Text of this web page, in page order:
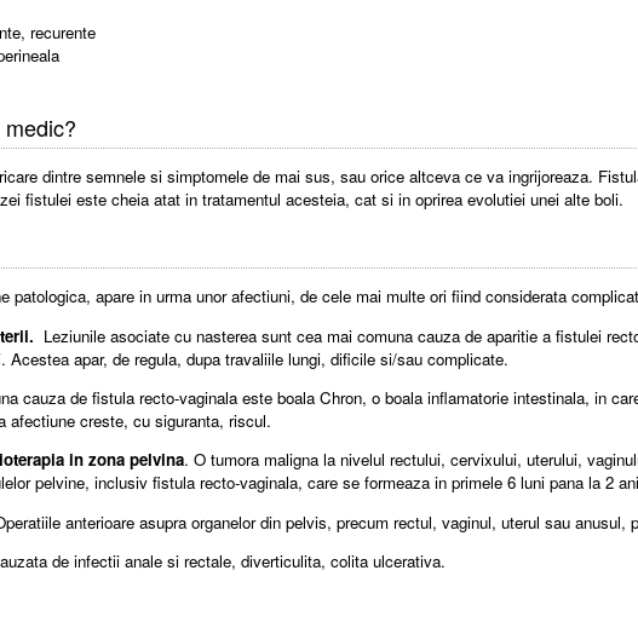
recurente
dintre semnele si simptomele de mai sus, sau orice altceva ce va ingrijoreaza.
fistulei este cheia atat in tratamentul acesteia, cat si in oprirea evolutiei unei alte boli.
patologica, apare in urma unor afectiuni, de cele mai multe ori fiind considerata
Leziunile asociate cu nasterea sunt cea mai comuna cauza de aparitie a fistulei
apar, de regula, dupa travaliile lungi, dificile si/sau complicate.
cauza de fistula recto-vaginala este boala Chron, o boala inflamatorie intestinala, in
afectiune creste, cu siguranta, riscul.
in zona pelvina. O tumora maligna la nivelul rectului, cervixului, uterului,
pelvine, inclusiv fistula recto-vaginala, care se formeaza in primele 6 luni pana la 2
anterioare asupra organelor din pelvis, precum rectul, vaginul, uterul sau anusul,
de infectii anale si rectale, diverticulita, colita ulcerativa.